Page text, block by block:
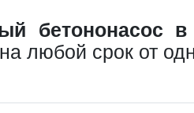
бетононасос
любой срок от